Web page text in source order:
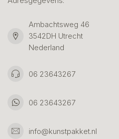
Ambachtsweg 46
3542DH Utrecht
Nederland
06 23643267
06 23643267
info@kunstpakket.nl